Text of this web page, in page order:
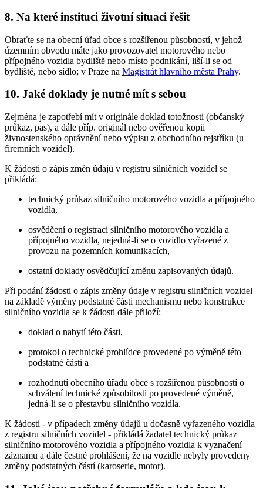
8. Na které instituci životní situaci řešit
Obraťte se na obecní úřad obce s rozšířenou působností, v jehož
územním obvodu máte jako provozovatel motorového nebo
přípojného vozidla bydliště nebo místo podnikání, liší-li se od
bydliště, nebo sídlo; v Praze na Magistrát hlavního města Prahy.
10. Jaké doklady je nutné mít s sebou
Zejména je zapotřebí mít v originále doklad totožnosti (občanský
průkaz, pas), a dále příp. originál nebo ověřenou kopii
živnostenského oprávnění nebo výpisu z obchodního rejstříku (u
firemních vozidel).
K žádosti o zápis změn údajů v registru silničních vozidel se
přikládá:
technický průkaz silničního motorového vozidla a přípojného
vozidla,
osvědčení o registraci silničního motorového vozidla a
přípojného vozidla, nejedná-li se o vozidlo vyřazené z
provozu na pozemních komunikacích,
ostatní doklady osvědčující změnu zapisovaných údajů.
Při podání žádosti o zápis změny údaje v registru silničních vozidel
na základě výměny podstatné části mechanismu nebo konstrukce
silničního vozidla se k žádosti dále přiloží:
doklad o nabytí této části,
protokol o technické prohlídce provedené po výměně této
podstatné části a
rozhodnutí obecního úřadu obce s rozšířenou působností o
schválení technické způsobilosti po provedené výměně,
jedná-li se o přestavbu silničního vozidla.
K žádosti - v případech změny údajů u dočasně vyřazeného vozidla
z registru silničních vozidel - přikládá žadatel technický průkaz
silničního motorového vozidla a přípojného vozidla k vyznačení
záznamu a dále čestné prohlášení, že na vozidle nebyly provedeny
změny podstatných částí (karoserie, motor).